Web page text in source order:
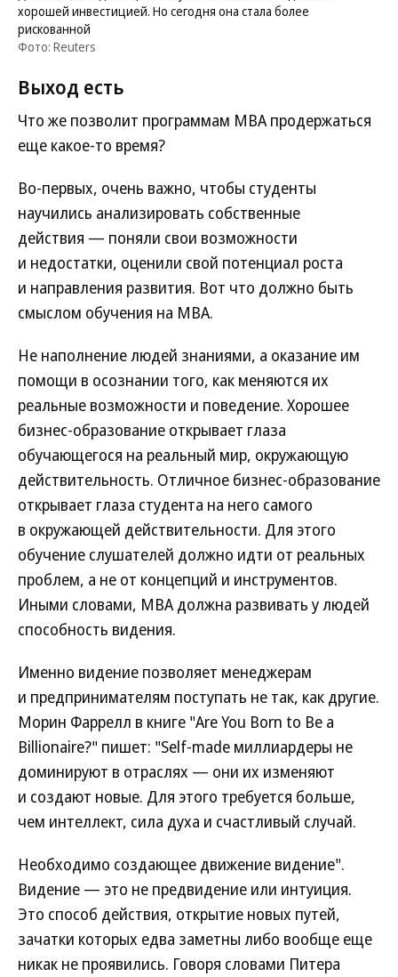
хорошей инвестицией. Но сегодня она стала более
рискованной
Фото: Reuters
Выход есть
Что же позволит программам MBA продержаться
еще какое-то время?
Во-первых, очень важно, чтобы студенты
научились анализировать собственные
действия — поняли свои возможности
и недостатки, оценили свой потенциал роста
и направления развития. Вот что должно быть
смыслом обучения на МВА.
Не наполнение людей знаниями, а оказание им
помощи в осознании того, как меняются их
реальные возможности и поведение. Хорошее
бизнес-образование открывает глаза
обучающегося на реальный мир, окружающую
действительность. Отличное бизнес-образование
открывает глаза студента на него самого
в окружающей действительности. Для этого
обучение слушателей должно идти от реальных
проблем, а не от концепций и инструментов.
Иными словами, МВА должна развивать у людей
способность видения.
Именно видение позволяет менеджерам
и предпринимателям поступать не так, как другие.
Морин Фаррелл в книге "Are You Born to Be a
Billionaire?" пишет: "Self-made миллиардеры не
доминируют в отраслях — они их изменяют
и создают новые. Для этого требуется больше,
чем интеллект, сила духа и счастливый случай.
Необходимо создающее движение видение".
Видение — это не предвидение или интуиция.
Это способ действия, открытие новых путей,
зачатки которых едва заметны либо вообще еще
никак не проявились. Говоря словами Питера